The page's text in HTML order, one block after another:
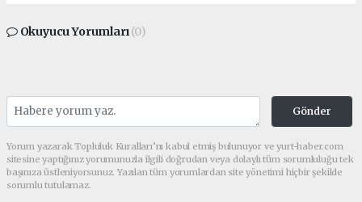
Okuyucu Yorumları(0)
Gönder
Yorum yazarak Topluluk Kuralları’nı kabul etmiş bulunuyor ve yurt-haber.com
sitesine yaptığınız yorumunuzla ilgili doğrudan veya dolaylı tüm sorumluluğu tek
başınıza üstleniyorsunuz. Yazılan tüm yorumlardan site yönetimi hiçbir şekilde
sorumlu tutulamaz.